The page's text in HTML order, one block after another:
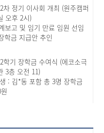
차 정기 이사회 개최 (원주캠퍼
오후 2시)
보고 및 임기 만료 임원 선임
학금 지급안 추인
학기 장학금 수여식 (에코소극
3층 오전 11)
: 김*동 포함 총 3명 장학금